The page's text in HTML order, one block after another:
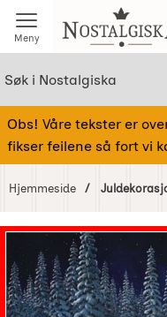
Meny
Obs! Våre tekster er
fikser feilene så fort vi
Hjemmeside
over